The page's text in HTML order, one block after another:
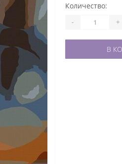
Количество:
- +
В